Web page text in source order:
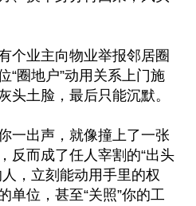
个业主向物业举报邻居圈
“圈地户”动用关系上门施
头土脸，最后只能沉默。
一出声，就像撞上了一张
反而成了任人宰割的“出头
，立刻能动用手里的权
单位，甚至“关照”你的工